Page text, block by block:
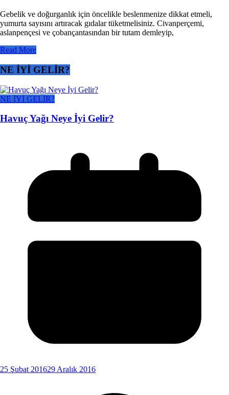
Gebelik ve doğurganlık için öncelikle beslenmenize dikkat etmeli,
yumurta sayısını artıracak gıdalar tüketmelisiniz. Civanperçemi,
aslanpençesi ve çobançantasından bir tutam demleyip,
Read More
NE İYİ GELİR?
NE İYİ GELİR?
Havuç Yağı Neye İyi Gelir?
25 Şubat 201629 Aralık 2016